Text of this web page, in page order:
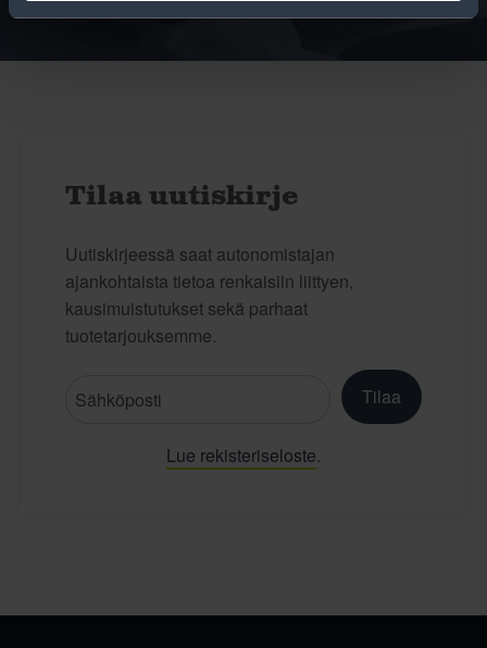
Tilaa uutiskirje
Uutiskirjeessä saat autonomistajan
ajankohtaista tietoa renkaisiin liittyen,
kausimuistutukset sekä parhaat
tuotetarjouksemme.
Tilaa
Lue rekisteriseloste.